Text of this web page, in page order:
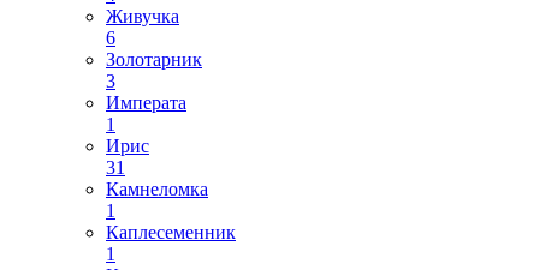
Живучка
6
Золотарник
3
Императа
1
Ирис
31
Камнеломка
1
Каплесеменник
1